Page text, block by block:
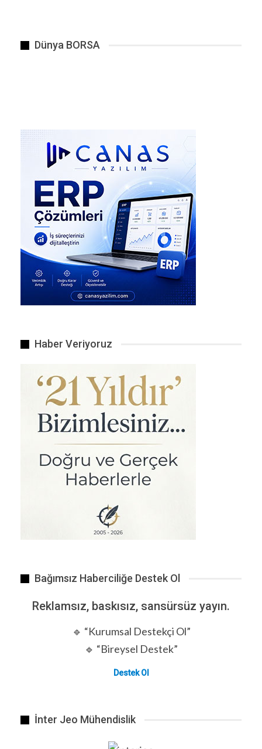
ediyor.
Kaynak. Gemini
Haber Veriyoruz
Dünya BORSA
Haber Veriyoruz
Bağımsız Haberciliğe Destek Ol
Reklamsız, baskısız, sansürsüz yayın.
🔹 “Kurumsal Destekçi Ol”
🔹 “Bireysel Destek”
Destek Ol
İnter Jeo Mühendislik